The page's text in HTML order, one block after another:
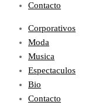
Contacto
Corporativos
Moda
Musica
Espectaculos
Bio
Contacto